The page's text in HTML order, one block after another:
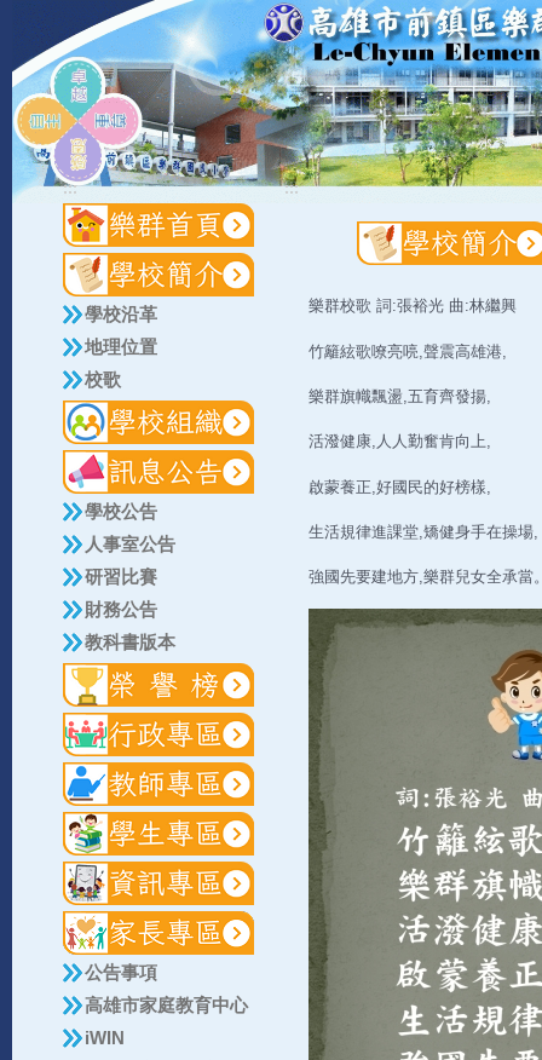
:::
學校沿革
地理位置
校歌
學校公告
人事室公告
研習比賽
財務公告
教科書版本
公告事項
高雄市家庭教育中心
iWIN
:::
樂群校歌 詞:張裕光 曲:林繼興
竹籬絃歌嘹亮喨,聲震高雄港,
樂群旗幟飄盪,五育齊發揚,
活潑健康,人人勤奮肯向上,
啟蒙養正,好國民的好榜樣,
生活規律進課堂,矯健身手在操場,
強國先要建地方,樂群兒女全承當